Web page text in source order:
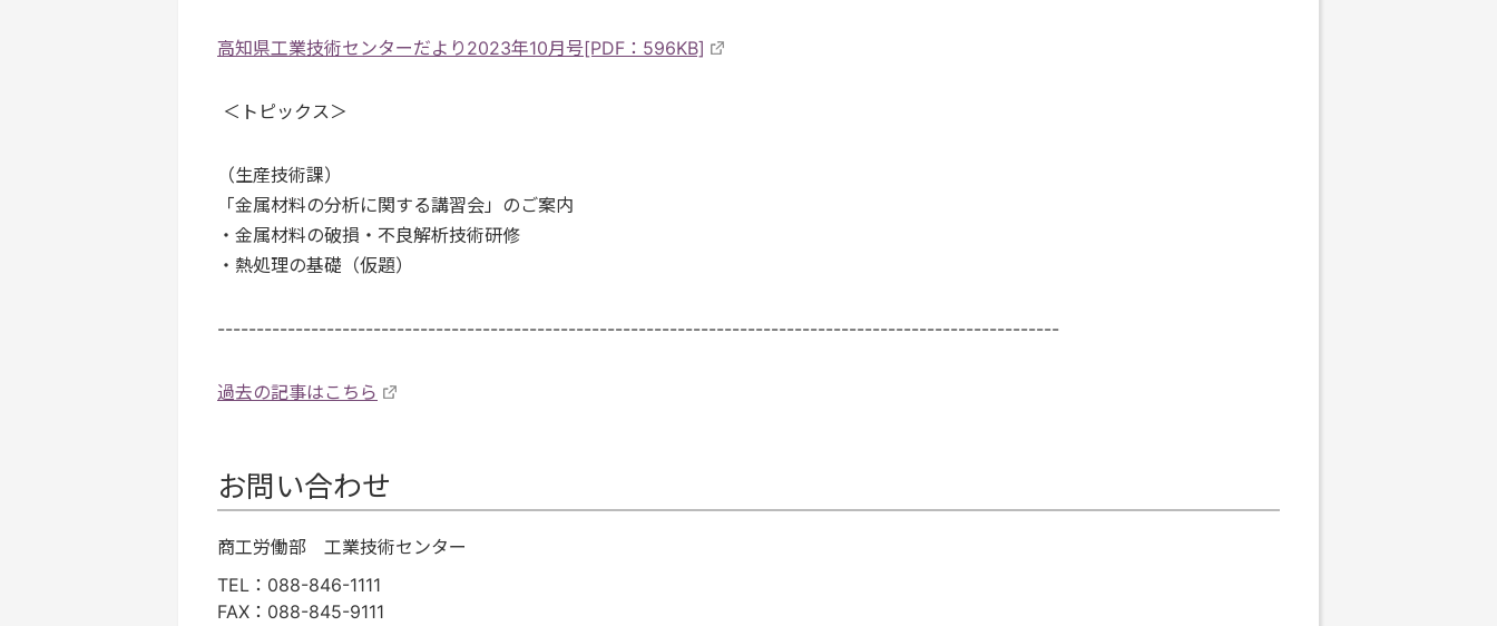
高知県工業技術センターだより2023年10月号[PDF：596KB]
＜トピックス＞
（生産技術課）
「金属材料の分析に関する講習会」のご案内
・金属材料の破損・不良解析技術研修
・熱処理の基礎（仮題）
------------------------------------------------------------------------------------------------------------
過去の記事はこちら
お問い合わせ
商工労働部 工業技術センター
TEL ：088-846-1111
FAX ：088-845-9111